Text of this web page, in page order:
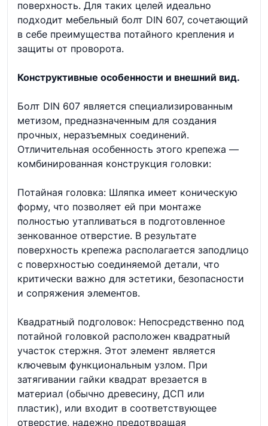
поверхность. Для таких целей идеально
подходит мебельный болт DIN 607, сочетающий
в себе преимущества потайного крепления и
защиты от проворота.
Конструктивные особенности и внешний вид.
Болт DIN 607 является специализированным
метизом, предназначенным для создания
прочных, неразъемных соединений.
Отличительная особенность этого крепежа —
комбинированная конструкция головки:
Потайная головка: Шляпка имеет коническую
форму, что позволяет ей при монтаже
полностью утапливаться в подготовленное
зенкованное отверстие. В результате
поверхность крепежа располагается заподлицо
с поверхностью соединяемой детали, что
критически важно для эстетики, безопасности
и сопряжения элементов.
Квадратный подголовок: Непосредственно под
потайной головкой расположен квадратный
участок стержня. Этот элемент является
ключевым функциональным узлом. При
затягивании гайки квадрат врезается в
материал (обычно древесину, ДСП или
пластик), или входит в соответствующее
отверстие, надежно предотвращая